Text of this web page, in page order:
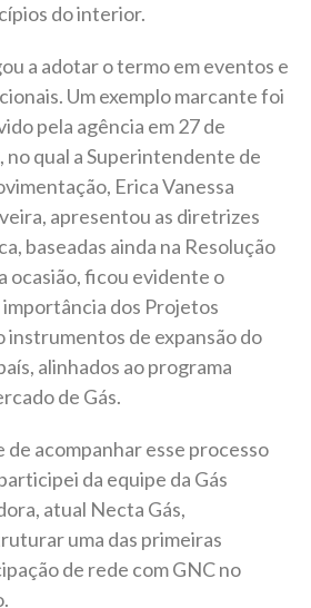
do interior.
a adotar o termo em eventos e
Um exemplo marcante foi
pela agência em 27 de
no qual a Superintendente de
Erica Vanessa
apresentou as diretrizes
baseadas ainda na Resolução
ocasião, ficou evidente o
dos Projetos
de expansão do
alinhados ao programa
de Gás.
acompanhar esse processo
da equipe da Gás
atual Necta Gás,
uma das primeiras
de rede com GNC no